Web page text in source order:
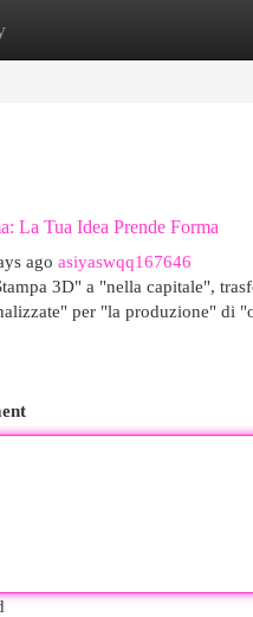
Site Listings
La Tua Idea Prende Forma
ago asiyaswqq167646
3D" a "nella capitale",
per "la produzione" di